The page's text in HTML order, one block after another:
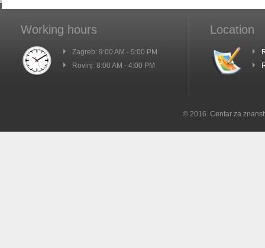
Working hours
Zagreb: 9:00 AM - 5:00 PM
Rovinj: 8:00 AM - 4:00 PM
Location
© 2016. Centar za